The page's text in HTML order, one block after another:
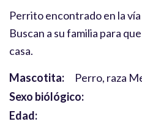
Perrito encontrado en la
Buscan a su familia para
casa.
Mascotita:
Perro, raza
Sexo biólógico:
Edad: